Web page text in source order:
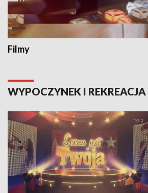
Filmy
WYPOCZYNEK I REKREACJA